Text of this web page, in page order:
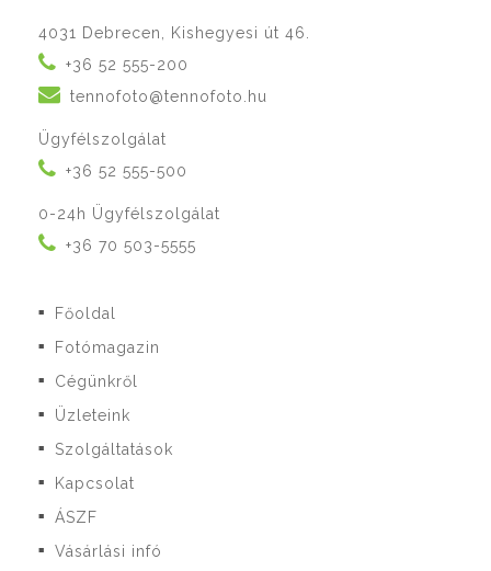
4031 Debrecen, Kishegyesi út 46.
+36 52 555-200
tennofoto@tennofoto.hu
Ügyfélszolgálat
+36 52 555-500
0-24h Ügyfélszolgálat
+36 70 503-5555
■ Főoldal
■ Fotómagazin
■ Cégünkről
■ Üzleteink
■ Szolgáltatások
■ Kapcsolat
■ ÁSZF
■ Vásárlási infó